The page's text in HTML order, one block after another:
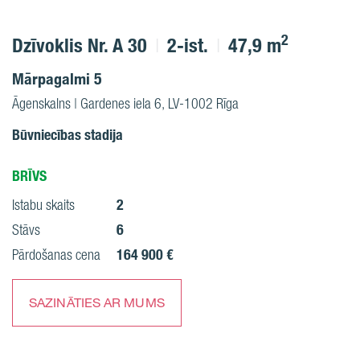
Dzīvoklis Nr. A 30 2-ist. 47,9 m2
Mārpagalmi 5
Āgenskalns | Gardenes iela 6, LV-1002 Rīga
Būvniecības stadija
BRĪVS
Istabu skaits 2
Stāvs 6
Pārdošanas cena 164 900 €
SAZINĀTIES AR MUMS